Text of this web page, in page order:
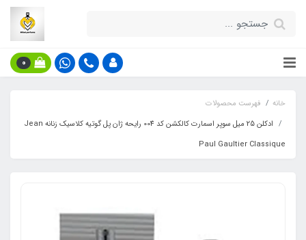
0
خانه
فهرست محصولات
ادکلن 25 میل سوپر اسمارت کالکشن کد 004 رایحه ژان پل گوتیه کلاسیک زنانه Jean
Paul Gaultier Classique